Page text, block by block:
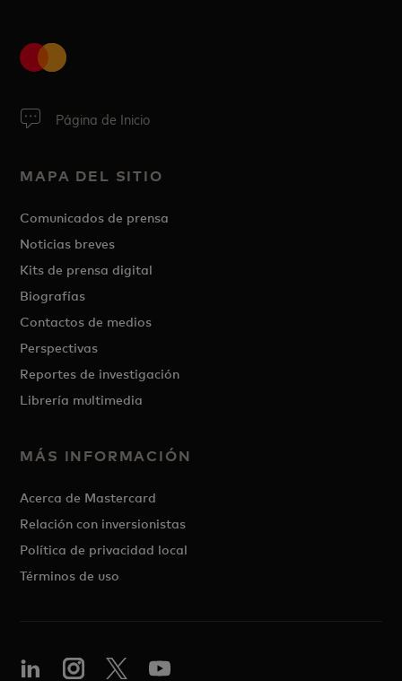
Página de Inicio
MAPA DEL SITIO
Comunicados de prensa
Noticias breves
Kits de prensa digital
Biografías
Contactos de medios
Perspectivas
Reportes de investigación
Librería multimedia
MÁS INFORMACIÓN
Acerca de Mastercard
Relación con inversionistas
Política de privacidad local
Términos de uso